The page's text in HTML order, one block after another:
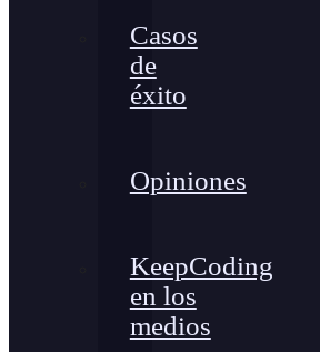
Casos
de
éxito
Opiniones
KeepCoding
en los
medios